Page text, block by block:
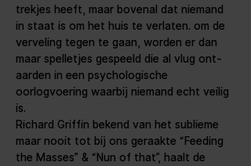
trekjes heeft, maar bovenal dat niemand
in staat is om het huis te verlaten. om de
verveling tegen te gaan, worden er dan
maar spelletjes gespeeld die al vlug ont-
aarden in een psychologische
oorlogvoering waarbij niemand echt veilig
is.
Richard Griffin bekend van het sublieme
maar nooit tot bij ons geraakte “Feeding
the Masses” & “Nun of that”, haalt de